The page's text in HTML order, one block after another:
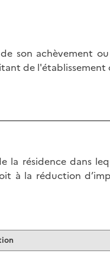
son achèvement
de l'établissement
la résidence dans
à la réduction